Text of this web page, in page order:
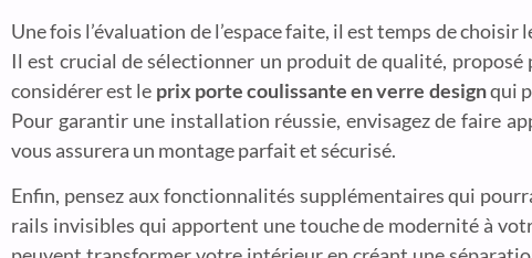
Une fois l’évaluation de l’espace faite, il est temps de choisir
Il est crucial de sélectionner un produit de qualité, proposé
considérer est le prix porte coulissante en verre designqui
Pour garantir une installation réussie, envisagez de faire
vous assurera un montage parfait et sécurisé.
Enfin, pensez aux fonctionnalités supplémentaires qui
rails invisibles qui apportent une touche de modernité à